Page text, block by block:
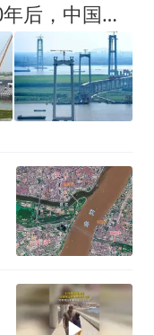
长江造陆能力有多强？600年后，中国预计多出一个新上海